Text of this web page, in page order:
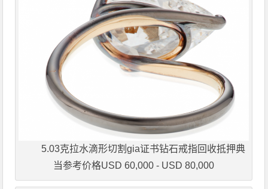
5.03克拉水滴形切割gia证书钻石戒指回收抵押典
当参考价格USD 60,000 - USD 80,000